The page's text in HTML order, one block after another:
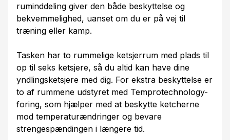
ruminddeling giver den både beskyttelse og
bekvemmelighed, uanset om du er på vej til
træning eller kamp.
Tasken har to rummelige ketsjerrum med plads til
op til seks ketsjere, så du altid kan have dine
yndlingsketsjere med dig. For ekstra beskyttelse er
to af rummene udstyret med Temprotechnology-
foring, som hjælper med at beskytte ketcherne
mod temperaturændringer og bevare
strengespændingen i længere tid.